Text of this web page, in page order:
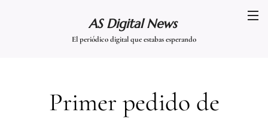
AS Digital News
El periódico digital que estabas esperando
Primer pedido de